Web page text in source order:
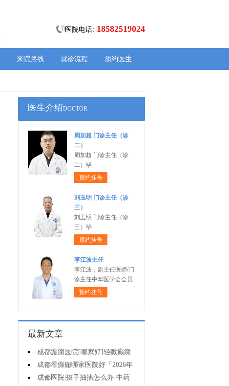
医院电话: 18582519024
来院路线 就诊流程 预约医生
医生介绍DOCTOR
周加超 门诊主任（诊
二）
周加超 门诊主任（诊
二）毕
预约挂号
刘玉明 门诊主任（诊
三）
刘玉明 门诊主任（诊
三）毕
预约挂号
李江波主任
李江波，副主任医师/门
诊主任中华医学会会员
预约挂号
最新文章
成都癫痫医院[哪家好]轻微癫痫
可以不治疗吗?
成都看癫痫哪家医院好「2026年
度公布」癫痫发作时要做什么?
成都医院|孩子抽搐怎么办-中药